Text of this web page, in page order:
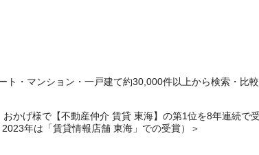
・マンション・一戸建て約30,000件以上から検索・比較
かげ様で【不動産仲介 賃貸 東海】の第1位を8年連続
年は「賃貸情報店舗 東海」での受賞）＞